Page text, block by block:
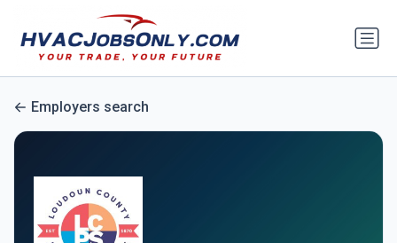
Employers search